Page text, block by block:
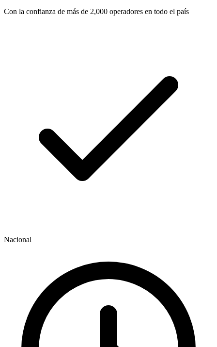
Con la confianza de más de 2,000 operadores en todo el país
Nacional